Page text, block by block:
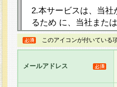
2.本サービスは、当
るため に、当社また
ト（以下「本サイト
ージを設け、会員が
し、その結果を当社
るものです。なお、
員に対して本サービ
このアイコンが付いている
メールアドレス